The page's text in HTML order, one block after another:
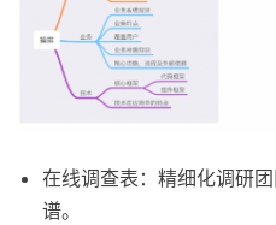
在线调查表：精细化调研
谱。